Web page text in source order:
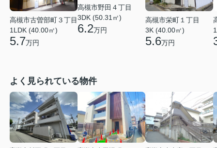
高槻市古曽部町３丁目
1LDK (40.00㎡)
5.7万円
高槻市野田４丁目
3DK (50.31㎡)
6.2万円
高槻市栄町１丁目
3K (40.00㎡)
5.6万円
よく見られている物件